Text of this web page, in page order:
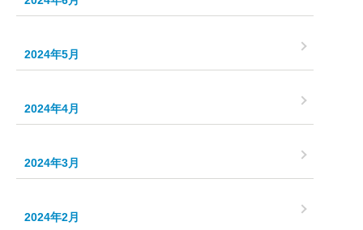
2024年5月
2024年4月
2024年3月
2024年2月